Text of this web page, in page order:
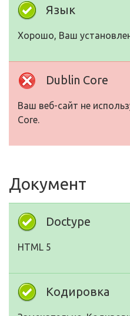
Язык
Хорошо, Ваш
Dublin Core
Ваш веб-сайт не
Core.
Документ
Doctype
HTML 5
Кодировка